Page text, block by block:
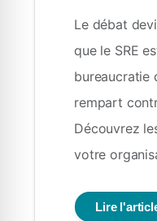
Le débat
que le SRE
bureaucratie
rempart
Découvrez
votre
Lire